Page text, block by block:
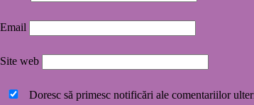
Email
Site web
Doresc să primesc notificări ale comentariilor